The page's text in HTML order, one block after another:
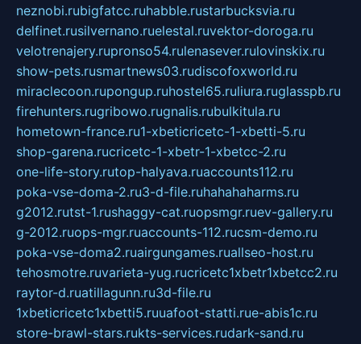
neznobi.rubigfatcc.ruhabble.rustarbucksvia.ru
delfinet.rusilvernano.ruelestal.ruvektor-doroga.ru
velotrenajery.rupronso54.rulenasever.rulovinskix.ru
show-pets.rusmartnews03.rudiscofoxworld.ru
miraclecoon.rupongup.ruhostel65.ruliura.ruglasspb.ru
firehunters.rugribowo.rugnalis.rubulkitula.ru
hometown-france.ru1-xbeticricetc-1-xbetti-5.ru
shop-garena.rucricetc-1-xbetr-1-xbetcc-2.ru
one-life-story.rutop-halyava.ruaccounts112.ru
poka-vse-doma-2.ru3-d-file.ruhahahaharms.ru
g2012.rutst-1.rushaggy-cat.ruopsmgr.ruev-gallery.ru
g-2012.ruops-mgr.ruaccounts-112.rucsm-demo.ru
poka-vse-doma2.ruairgungames.ruallseo-host.ru
tehosmotre.ruvarieta-yug.rucricetc1xbetr1xbetcc2.ru
raytor-d.ruatillagunn.ru3d-file.ru
1xbeticricetc1xbetti5.ruuafoot-statti.rue-abis1c.ru
store-brawl-stars.rukts-services.rudark-sand.ru